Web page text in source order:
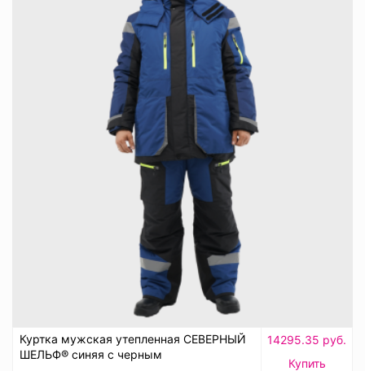
Куртка мужская утепленная СЕВЕРНЫЙ
ШЕЛЬФ® синяя с черным
14295.35 руб.
Купить